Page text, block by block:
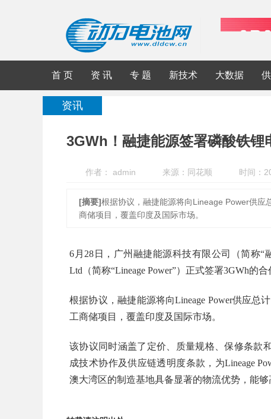
首 页 资 讯 专 题 新技术 大数据
资讯
3GWh！融捷能源签署磷酸铁锂
作者： admin 来源：同花顺 时间：
[摘要]根据协议，融捷能源将向Lineage Power供应
商储项目，覆盖印度及国际市场。
6月28日，广州融捷能源科技有限公司（简称“
Ltd（简称“Lineage Power”）正式签署3GWh的合
根据协议，融捷能源将向Lineage Power供应总
工商储项目，覆盖印度及国际市场。
该协议同时涵盖了定价、质量规格、保修条款
成技术协作及供应链透明度条款，为Lineage
澳大湾区的制造基地具备显著的物流优势，能